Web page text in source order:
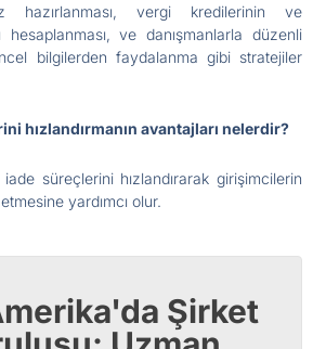
hazırlanması, vergi kredilerinin ve
ve danışmanlarla düzenli
bilgilerden faydalanma gibi stratejiler
hızlandırmanın avantajları nelerdir?
süreçlerini hızlandırarak girişimcilerin
yardımcı olur.
Şirket